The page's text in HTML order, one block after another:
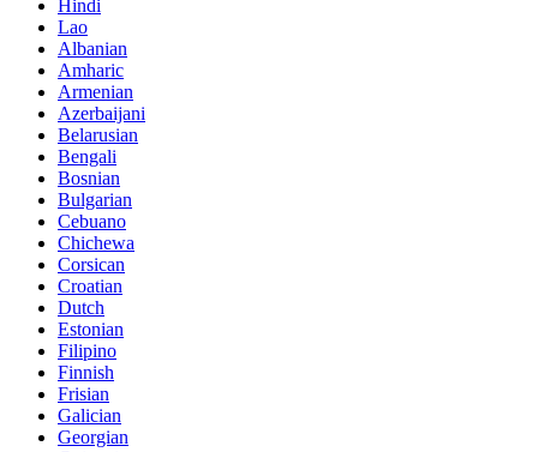
Hindi
Lao
Albanian
Amharic
Armenian
Azerbaijani
Belarusian
Bengali
Bosnian
Bulgarian
Cebuano
Chichewa
Corsican
Croatian
Dutch
Estonian
Filipino
Finnish
Frisian
Galician
Georgian